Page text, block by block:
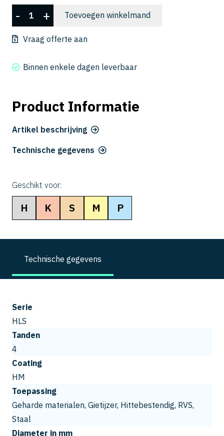
4016-
180
- + Toevoegen winkelmand
Vraag offerte aan
Binnen enkele dagen leverbaar
Product Informatie
Artikel beschrijving
Technische gegevens
Geschikt voor:
H K S M P
Technische gegevens
Serie
HLS
Tanden
4
Coating
HM
Toepassing
Geharde materialen, Gietijzer, Hittebestendig, RVS,
Staal
Diameter in mm